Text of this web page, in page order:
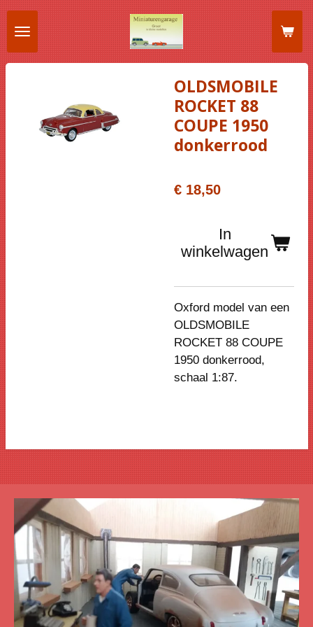
Ga
direct
naar
de
OLDSMOBILE
ROCKET 88
COUPE 1950
donkerrood
€ 18,50
In
winkelwagen
Oxford model van een
OLDSMOBILE
ROCKET 88 COUPE
1950 donkerrood,
schaal 1:87.